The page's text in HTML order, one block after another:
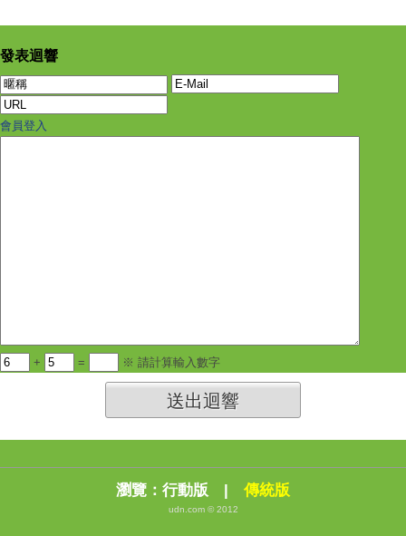
發表迴響
會員登入
+ = ※ 請計算輸入數字
送出迴響
瀏覽： 行動版 | 傳統版
udn.com © 2012